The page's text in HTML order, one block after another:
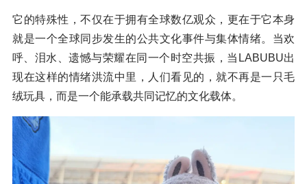
它的特殊性，不仅在于拥有全球数亿观众，更在于它本身
就是一个全球同步发生的公共文化事件与集体情绪。当欢
呼、泪水、遗憾与荣耀在同一个时空共振，当LABUBU出
现在这样的情绪洪流中里，人们看见的，就不再是一只毛
绒玩具，而是一个能承载共同记忆的文化载体。